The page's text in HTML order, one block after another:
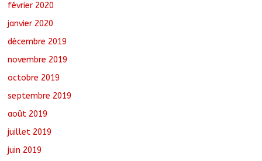
février 2020
janvier 2020
décembre 2019
novembre 2019
octobre 2019
septembre 2019
août 2019
juillet 2019
juin 2019